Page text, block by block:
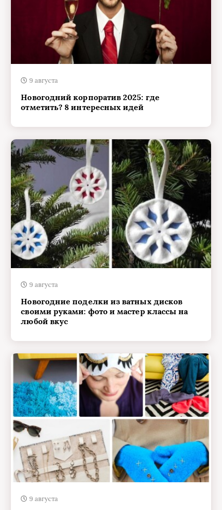
9 августа
Новогодний корпоратив 2025: где
отметить? 8 интересных идей
9 августа
Новогодние поделки из ватных дисков
своими руками: фото и мастер классы на
любой вкус
9 августа